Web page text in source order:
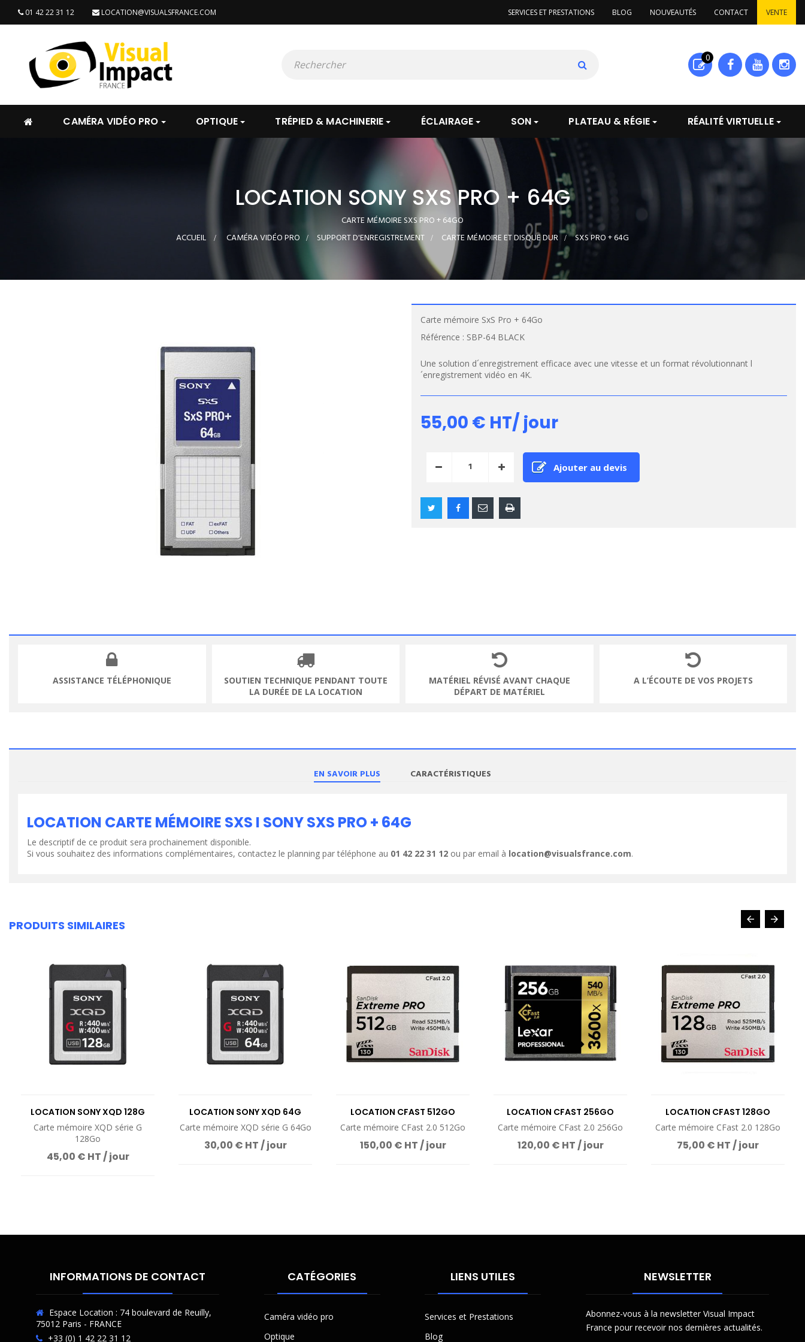
01 42 22 31 12 LOCATION@VISUALSFRANCE.COM SERVICES ET PRESTATIONS BLOG NOUVEAUTÉS CONTACT VENTE
0
CAMÉRA VIDÉO PRO OPTIQUE TRÉPIED & MACHINERIE ÉCLAIRAGE SON PLATEAU & RÉGIE RÉALITÉ VIRTUELLE
LOCATION SONY SXS PRO + 64G
CARTE MÉMOIRE SXS PRO + 64GO
ACCUEIL > CAMÉRA VIDÉO PRO > SUPPORT D'ENREGISTREMENT > CARTE MÉMOIRE ET DISQUE DUR > SXS PRO + 64G
Carte mémoire SxS Pro + 64Go
Référence : SBP-64 BLACK
Une solution d´enregistrement efficace avec une vitesse et un format révolutionnant l
´enregistrement vidéo en 4K.
55,00 € HT/ jour
Ajouter au devis
ASSISTANCE TÉLÉPHONIQUE
SOUTIEN TECHNIQUE PENDANT TOUTE
LA DURÉE DE LA LOCATION
MATÉRIEL RÉVISÉ AVANT CHAQUE
DÉPART DE MATÉRIEL
A L’ÉCOUTE DE VOS PROJETS
EN SAVOIR PLUS CARACTÉRISTIQUES
LOCATION CARTE MÉMOIRE SXS I SONY SXS PRO + 64G
Le descriptif de ce produit sera prochainement disponible.
Si vous souhaitez des informations complémentaires, contactez le planning par téléphone au 01 42 22 31 12 ou par email à location@visualsfrance.com.
PRODUITS SIMILAIRES
LOCATION SONY XQD 128G
Carte mémoire XQD série G
128Go
45,00 € HT / jour
LOCATION SONY XQD 64G
Carte mémoire XQD série G 64Go
30,00 € HT / jour
LOCATION CFAST 512GO
Carte mémoire CFast 2.0 512Go
150,00 € HT / jour
LOCATION CFAST 256GO
Carte mémoire CFast 2.0 256Go
120,00 € HT / jour
LOCATION CFAST 128GO
Carte mémoire CFast 2.0 128Go
75,00 € HT / jour
INFORMATIONS DE CONTACT
Espace Location : 74 boulevard de Reuilly,
75012 Paris - FRANCE
+33 (0) 1 42 22 31 12
CATÉGORIES
Caméra vidéo pro
Optique
LIENS UTILES
Services et Prestations
Blog
NEWSLETTER
Abonnez-vous à la newsletter Visual Impact
France pour recevoir nos dernières actualités.